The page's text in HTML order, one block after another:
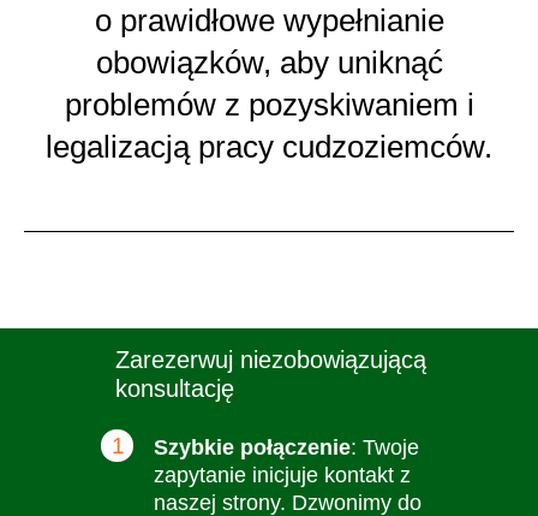
o prawidłowe wypełnianie
obowiązków, aby uniknąć
problemów z pozyskiwaniem i
legalizacją pracy cudzoziemców.
Zarezerwuj niezobowiązującą
konsultację
Szybkie połączenie: Twoje
zapytanie inicjuje kontakt z
naszej strony. Dzwonimy do
1